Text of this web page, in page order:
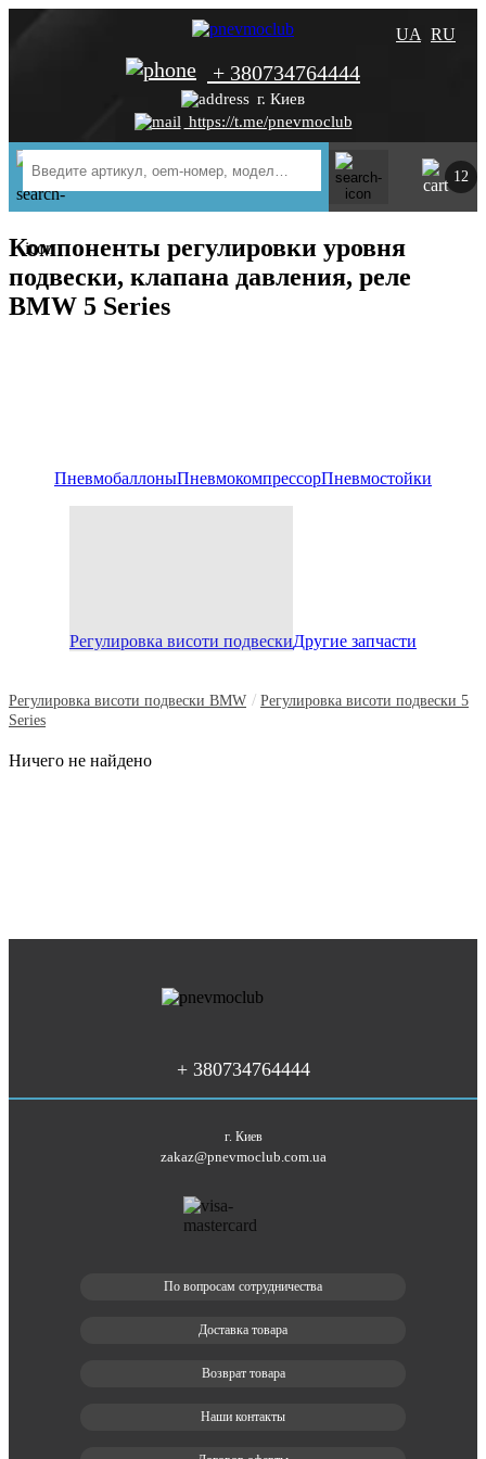
UA RU
+ 380734764444
г. Киев
https://t.me/pnevmoclub
12
Компоненты регулировки уровня
подвески, клапана давления, реле
BMW 5 Series
ПневмобаллоныПневмокомпрессорПневмостойки
Регулировка висоти подвескиДругие запчасти
Регулировка висоти подвески BMW / Регулировка висоти подвески 5
Series
Ничего не найдено
+ 380734764444
г. Киев
zakaz@pnevmoclub.com.ua
По вопросам сотрудничества
Доставка товара
Возврат товара
Наши контакты